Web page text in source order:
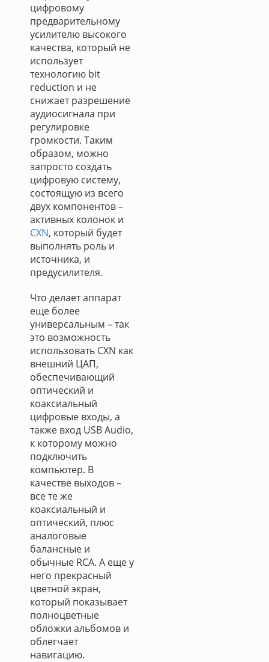
цифровому
предварительному
усилителю высокого
качества, который не
использует
технологию bit
reduction и не
снижает разрешение
аудиосигнала при
регулировке
громкости. Таким
образом, можно
запросто создать
цифровую систему,
состоящую из всего
двух компонентов –
активных колонок и
CXN, который будет
выполнять роль и
источника, и
предусилителя.
Что делает аппарат
еще более
универсальным – так
это возможность
использовать CXN как
внешний ЦАП,
обеспечивающий
оптический и
коаксиальный
цифровые входы, а
также вход USB Audio,
к которому можно
подключить
компьютер. В
качестве выходов –
все те же
коаксиальный и
оптический, плюс
аналоговые
балансные и
обычные RCA. А еще у
него прекрасный
цветной экран,
который показывает
полноцветные
обложки альбомов и
облегчает
навигацию.